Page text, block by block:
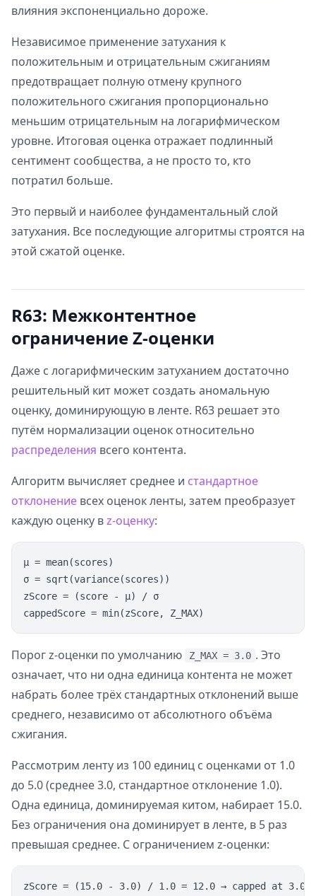
влияния экспоненциально дороже.
Независимое применение затухания к
положительным и отрицательным сжиганиям
предотвращает полную отмену крупного
положительного сжигания пропорционально
меньшим отрицательным на логарифмическом
уровне. Итоговая оценка отражает подлинный
сентимент сообщества, а не просто то, кто
потратил больше.
Это первый и наиболее фундаментальный слой
затухания. Все последующие алгоритмы строятся на
этой сжатой оценке.
R63: Межконтентное
ограничение Z-оценки
Даже с логарифмическим затуханием достаточно
решительный кит может создать аномальную
оценку, доминирующую в ленте. R63 решает это
путём нормализации оценок относительно
распределения всего контента.
Алгоритм вычисляет среднее и стандартное
отклонение всех оценок ленты, затем преобразует
каждую оценку вz-оценку:
μ = mean(scores)
σ = sqrt(variance(scores))
zScore = (score - μ) / σ
Порог z-оценки по умолчанию Z_MAX = 3.0 . Это
означает, что ни одна единица контента не может
набрать более трёх стандартных отклонений выше
среднего, независимо от абсолютного объёма
сжигания.
Рассмотрим ленту из 100 единиц с оценками от 1.0
до 5.0 (среднее 3.0, стандартное отклонение 1.0).
Одна единица, доминируемая китом, набирает 15.0.
Без ограничения она доминирует в ленте, в 5 раз
превышая среднее. С ограничением z-оценки: